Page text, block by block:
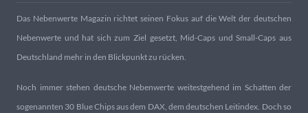
Das Nebenwerte Magazin richtet seinen Fokus auf die Welt der deutschen
Nebenwerte und hat sich zum Ziel gesetzt, Mid-Caps und Small-Caps aus
Deutschland mehr in den Blickpunkt zu rücken.
Noch immer stehen deutsche Nebenwerte weitestgehend im Schatten der
sogenannten 30 Blue Chips aus dem DAX, dem deutschen Leitindex. Doch so